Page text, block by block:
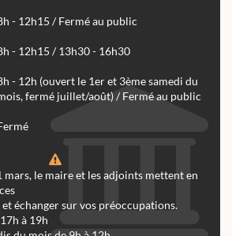
- 12h15 / Fermé au public
- 12h15 / 13h30 - 16h30
- 12h (ouvert le 1er et 3ème samedi du
fermé juillet/août) / Fermé au public
le maire et les adjoints mettent en
échanger sur vos préoccupations.
à 19h